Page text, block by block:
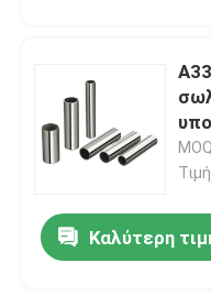
Προϊόντα
Περίπου εμείς
Καλύτερη